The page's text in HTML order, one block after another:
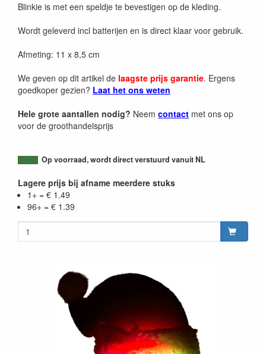
Blinkie is met een speldje te bevestigen op de kleding.
Wordt geleverd incl batterijen en is direct klaar voor gebruik.
Afmeting: 11 x 8,5 cm
We geven op dit artikel de laagste prijs garantie. Ergens
goedkoper gezien? Laat het ons weten
Hele grote aantallen nodig? Neem contact met ons op
voor de groothandelsprijs
Op voorraad, wordt direct verstuurd vanuit NL
Lagere prijs bij afname meerdere stuks
1+ = € 1.49
96+ = € 1.39